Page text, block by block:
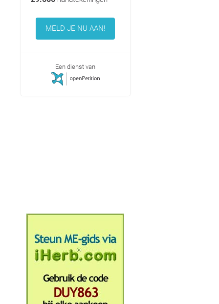
MELD JE NU AAN!
Een dienst van